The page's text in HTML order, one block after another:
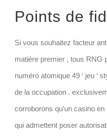
Points de
Si vous souhaitez facteur
matière premier , tous RNG
numéro atomique 49 ‘ jeu ‘
de la occupation .
corroborons qu’un casino
qui admettent poser